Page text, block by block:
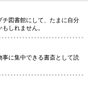
図書館にして、たまに自分
しれません。
事に集中できる書斎として読